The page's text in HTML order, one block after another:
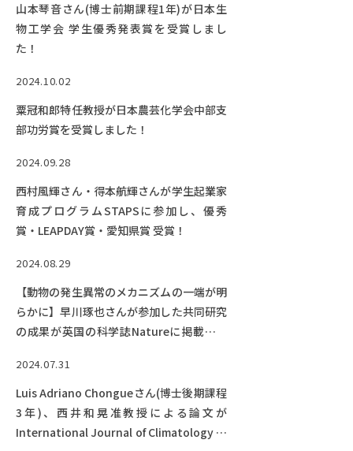
山本琴音さん(博士前期課程1年)が日本生
物工学会 学生優秀発表賞を受賞しまし
た！
2024.10.02
粟冠和郎特任教授が日本農芸化学会中部支
部功労賞を受賞しました！
2024.09.28
西村風輝さん・得本航輝さんが学生起業家
育成プログラムSTAPSに参加し、優秀
賞・LEAPDAY賞・愛知県賞 受賞！
2024.08.29
【動物の発生異常のメカニズムの一端が明
らかに】早川琢也さんが参加した共同研究
の成果が英国の科学誌Natureに掲載され
2024.07.31
Luis Adriano Chongueさん(博士後期課程
3年)、西井和晃准教授による論文が
International Journal of Climatology に